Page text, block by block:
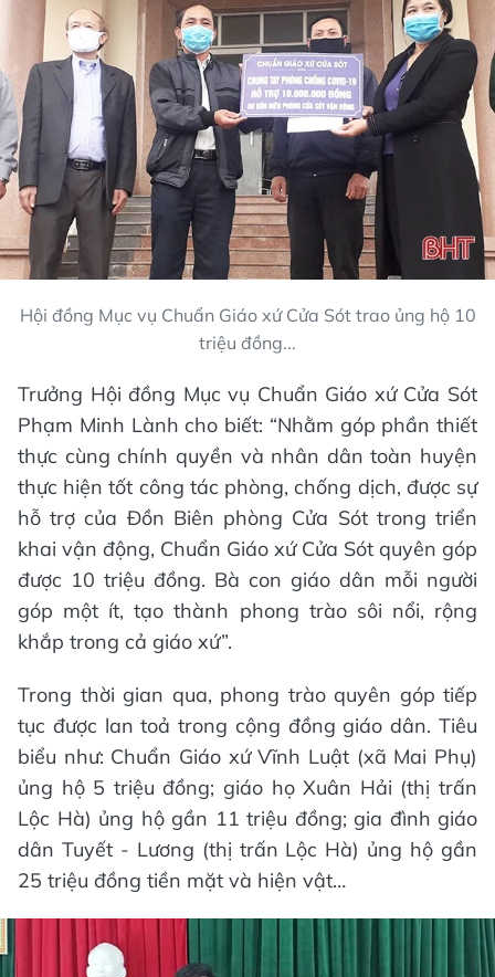
Hội đồng Mục vụ Chuẩn Giáo xứ Cửa Sót trao ủng hộ 10
triệu đồng...
Trưởng Hội đồng Mục vụ Chuẩn Giáo xứ Cửa Sót
Phạm Minh Lành cho biết: “Nhằm góp phần thiết
thực cùng chính quyền và nhân dân toàn huyện
thực hiện tốt công tác phòng, chống dịch, được sự
hỗ trợ của Đồn Biên phòng Cửa Sót trong triển
khai vận động, Chuẩn Giáo xứ Cửa Sót quyên góp
được 10 triệu đồng. Bà con giáo dân mỗi người
góp một ít, tạo thành phong trào sôi nổi, rộng
khắp trong cả giáo xứ”.
Trong thời gian qua, phong trào quyên góp tiếp
tục được lan toả trong cộng đồng giáo dân. Tiêu
biểu như: Chuẩn Giáo xứ Vĩnh Luật (xã Mai Phụ)
ủng hộ 5 triệu đồng; giáo họ Xuân Hải (thị trấn
Lộc Hà) ủng hộ gần 11 triệu đồng; gia đình giáo
dân Tuyết - Lương (thị trấn Lộc Hà) ủng hộ gần
25 triệu đồng tiền mặt và hiện vật…